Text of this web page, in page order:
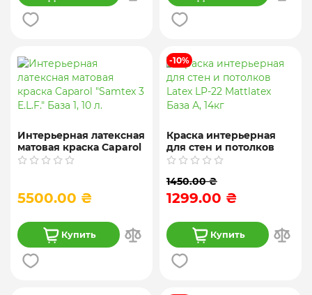
Интерьерная латексная
матовая краска Caparol
"Samtex 3 E.L.F." База 1,
5500.00 ₴
Купить
-10%
Краска интерьерная
для стен и потолков
Latex LP-22 Mattlatex
1450.00 ₴
1299.00 ₴
Купить